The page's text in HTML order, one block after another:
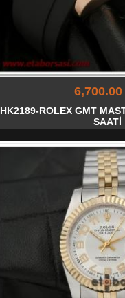
HK2189-ROLEX GMT
SAATİ